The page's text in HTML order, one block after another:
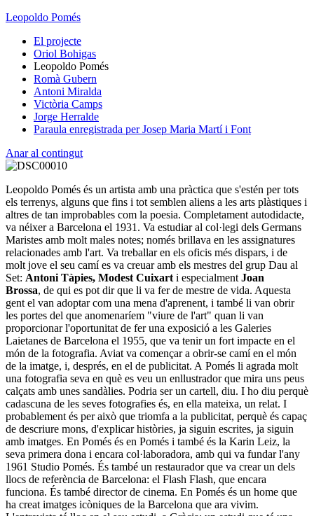
Leopoldo Pomés
El projecte
Oriol Bohigas
Leopoldo Pomés
Romà Gubern
Antoni Miralda
Victòria Camps
Jorge Herralde
Paraula enregistrada per Josep Maria Martí i Font
Anar al contingut
Leopoldo Pomés és un artista amb una pràctica que s'estén per tots
els terrenys, alguns que fins i tot semblen aliens a les arts plàstiques i
altres de tan improbables com la poesia. Completament autodidacte,
va néixer a Barcelona el 1931. Va estudiar al col·legi dels Germans
Maristes amb molt males notes; només brillava en les assignatures
relacionades amb l'art. Va treballar en els oficis més dispars, i de
molt jove el seu camí es va creuar amb els mestres del grup Dau al
Set: Antoni Tàpies, Modest Cuixart i especialment Joan
Brossa, de qui es pot dir que li va fer de mestre de vida. Aquesta
gent el van adoptar com una mena d'aprenent, i també li van obrir
les portes del que anomenaríem "viure de l'art" quan li van
proporcionar l'oportunitat de fer una exposició a les Galeries
Laietanes de Barcelona el 1955, que va tenir un fort impacte en el
món de la fotografia. Aviat va començar a obrir-se camí en el món
de la imatge, i, després, en el de publicitat. A Pomés li agrada molt
una fotografia seva en què es veu un enllustrador que mira uns peus
calçats amb unes sandàlies. Podria ser un cartell, diu. I ho diu perquè
cadascuna de les seves fotografies és, en ella mateixa, un relat. I
probablement és per això que triomfa a la publicitat, perquè és capaç
de descriure mons, d'explicar històries, ja siguin escrites, ja siguin
amb imatges. En Pomés és en Pomés i també és la Karin Leiz, la
seva primera dona i encara col·laboradora, amb qui va fundar l'any
1961 Studio Pomés. És també un restaurador que va crear un dels
llocs de referència de Barcelona: el Flash Flash, que encara
funciona. És també director de cinema. En Pomés és un home que
ha creat imatges icòniques de la Barcelona que ara vivim.